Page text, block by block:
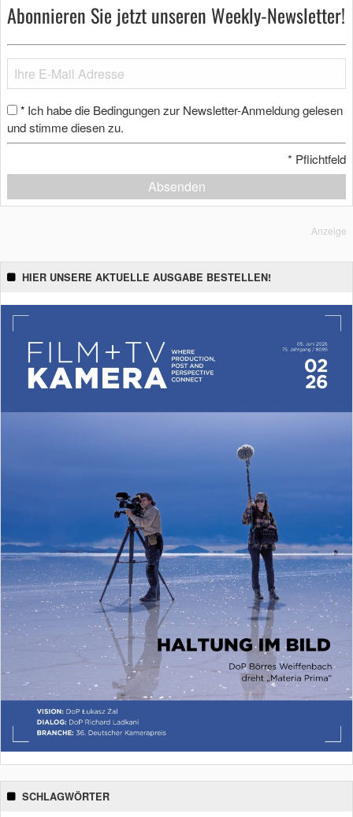
Abonnieren Sie jetzt unseren Weekly-Newsletter!
* Ich habe die Bedingungen zur Newsletter-Anmeldung gelesen
und stimme diesen zu.
* Pflichtfeld
Absenden
Anzeige
HIER UNSERE AKTUELLE AUSGABE BESTELLEN!
SCHLAGWÖRTER